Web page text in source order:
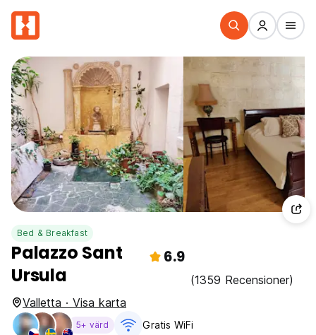
Bed & Breakfast
Palazzo Sant
Ursula
6.9
(1359 Recensioner)
Valletta · Visa karta
5+ värd Gratis WiFi